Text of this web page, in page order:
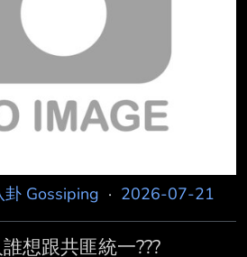
沈柏洋 -- 對耶可以領七十萬 為
啊 歌你這曲子很屌哦 要不要
卦 Gossiping · 2026-07-21
想跟共匪統一???